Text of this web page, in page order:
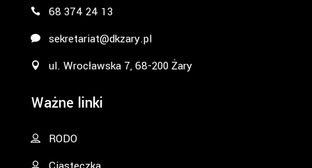
68 374 24 13
sekretariat@dkzary.pl
ul. Wrocławska 7, 68-200 Żary
Ważne linki
RODO